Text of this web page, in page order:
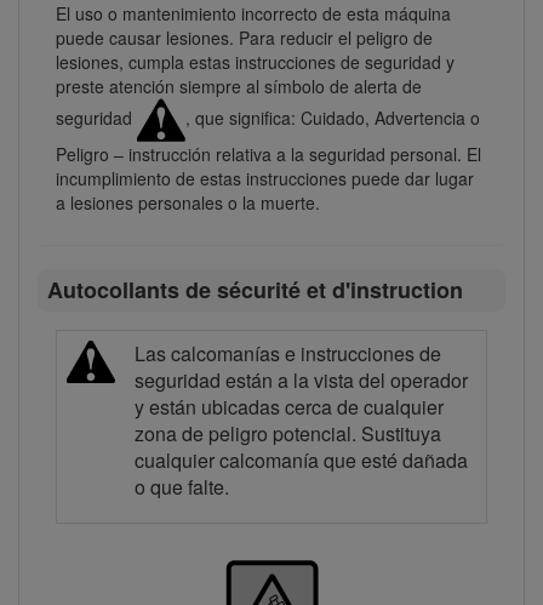
El uso o mantenimiento incorrecto de esta máquina
puede causar lesiones. Para reducir el peligro de
lesiones, cumpla estas instrucciones de seguridad y
preste atención siempre al símbolo de alerta de
seguridad
, que significa: Cuidado, Advertencia o
Peligro – instrucción relativa a la seguridad personal. El
incumplimiento de estas instrucciones puede dar lugar
a lesiones personales o la muerte.
Autocollants de sécurité et d'instruction
Las calcomanías e instrucciones de
seguridad están a la vista del operador
y están ubicadas cerca de cualquier
zona de peligro potencial. Sustituya
cualquier calcomanía que esté dañada
o que falte.